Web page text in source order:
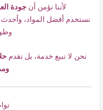
لأننا نؤمن أن جودة
نستخدم أفضل المواد،
نحن لا نبيع خدمة، بل نقدم